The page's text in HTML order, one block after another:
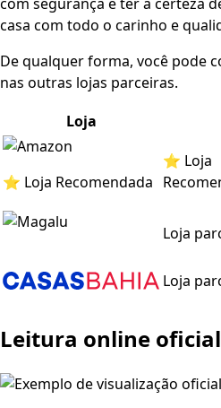
casa com todo o carinho e
De qualquer forma, você pode
nas outras lojas parceiras.
Loja
⭐ Loja Recomendada
⭐ Loja
Loja
Loja
Leitura online oficial